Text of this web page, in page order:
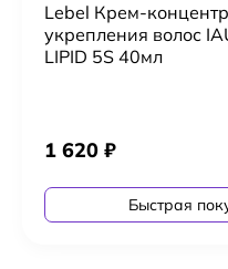
Lebel Крем-
укрепления волос
LIPID 5S 40мл
1 620 ₽
Быстрая